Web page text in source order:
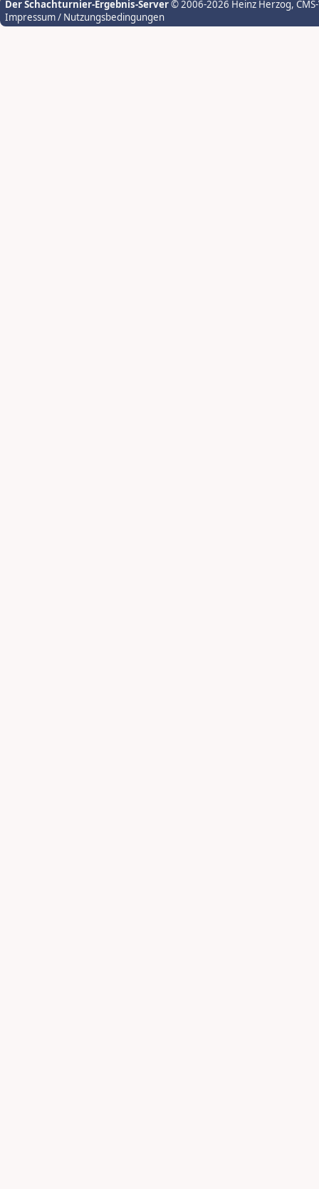
Der Schachturnier-Ergebnis-Server© 2006-2026 Heinz Herzog,
Impressum / Nutzungsbedingungen